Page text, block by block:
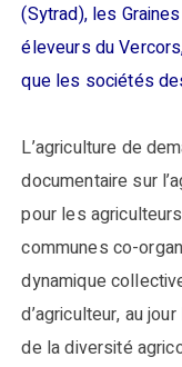
(Sytrad), les
éleveurs du
que les sociétés
L’agriculture de
documentaire sur
pour les
communes co-
dynamique
d’agriculteur, au
de la diversité